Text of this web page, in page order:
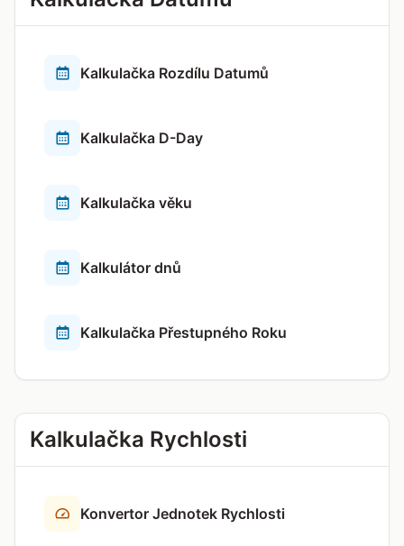
Kalkulačka Rozdílu Datumů
Kalkulačka D-Day
Kalkulačka věku
Kalkulátor dnů
Kalkulačka Přestupného Roku
Kalkulačka Rychlosti
Konvertor Jednotek Rychlosti